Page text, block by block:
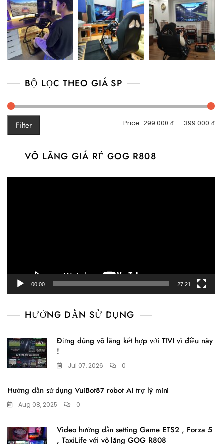
BỘ LỌC THEO GIÁ SP
Filter Price: 299.000 ₫ — 399.000 ₫
VÔ LĂNG GIÁ RẺ GOG R808
00:00 27:21
HƯỚNG DẪN SỬ DỤNG
Đừng dùng vô lăng kết hợp với TIVI vì điều này
!
Jul 07, 2026 0
Hướng dẫn sử dụng VuiBot87 robot AI trợ lý mini
Aug 08, 2025 0
Video hướng dẫn setting Game ETS2 , Forza 5
, TaxiLife với vô lăng GOG R808